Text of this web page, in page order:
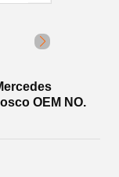
OEM NO.